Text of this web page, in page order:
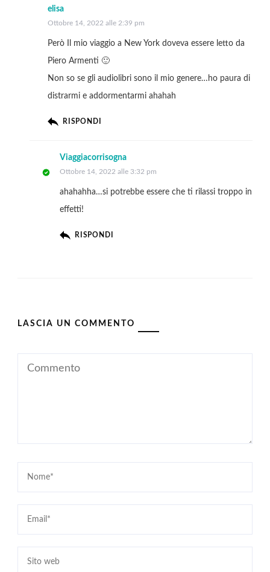
elisa
Ottobre 14, 2022 alle 2:39 pm
Però Il mio viaggio a New York doveva essere letto da
Piero Armenti 🙂
Non so se gli audiolibri sono il mio genere…ho paura di
distrarmi e addormentarmi ahahah
RISPONDI
Viaggiacorrisogna
Ottobre 14, 2022 alle 3:32 pm
ahahahha…si potrebbe essere che ti rilassi troppo in
effetti!
RISPONDI
LASCIA UN COMMENTO